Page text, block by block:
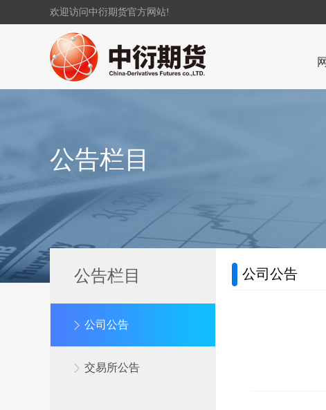
欢迎访问中衍期货官方网站!
公告栏目
公告栏目
公司公告
交易所公告
公司公告